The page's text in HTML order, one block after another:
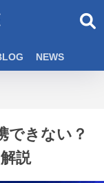
NEWS
できない？
説